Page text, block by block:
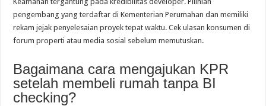
pengembang yang terdaftar di Kementerian Perumahan dan memiliki
rekam jejak penyelesaian proyek tepat waktu. Cek ulasan konsumen di
forum properti atau media sosial sebelum memutuskan.
Bagaimana cara mengajukan KPR
setelah membeli rumah tanpa BI
checking?